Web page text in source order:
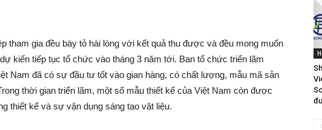
tham gia đều bày tỏ hài lòng với kết quả thu được và đều mong muốn
kiến tiếp tục tổ chức vào tháng 3 năm tới. Ban tổ chức triển lãm
Nam đã có sự đầu tư tốt vào gian hàng, có chất lượng, mẫu mã sản
thời gian triển lãm, một số mẫu thiết kế của Việt Nam còn được
thiết kế và sự vận dụng sáng tạo vật liệu.